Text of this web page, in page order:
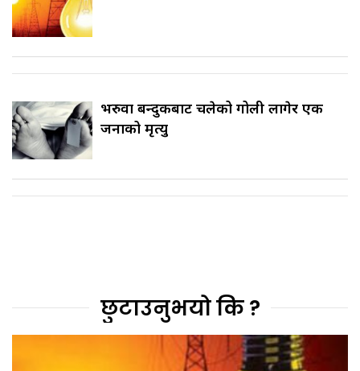
भरुवा बन्दुकबाट चलेको गोली लागेर एक
जनाको मृत्यु
छुटाउनुभयो कि ?